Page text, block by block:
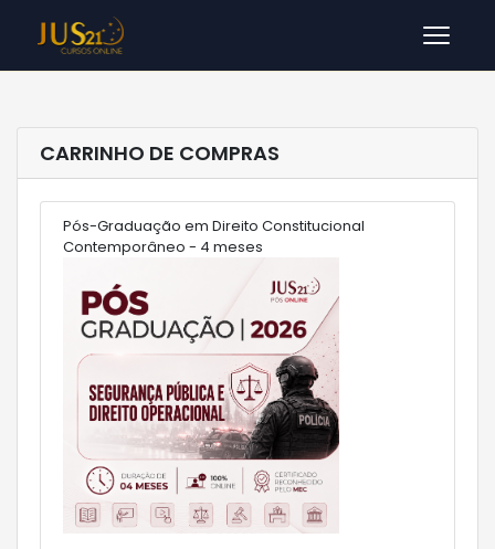
CARRINHO DE COMPRAS
Pós-Graduação em Direito Constitucional
Contemporâneo - 4 meses